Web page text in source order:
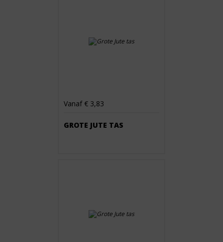
Vanaf € 3,83
GROTE JUTE TAS